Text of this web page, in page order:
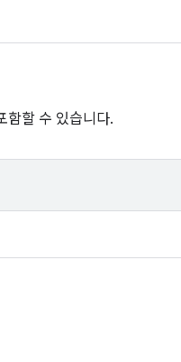
함할 수 있습니다.